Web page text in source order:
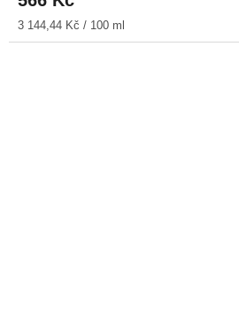
Měrná
cena:
3 144,44 Kč / 100 ml